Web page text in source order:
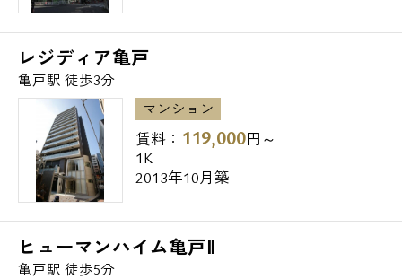
【交通】
JR中央・総武線 亀戸駅 / 徒歩5分
東武亀戸線 亀戸駅 / 徒歩5分
東京メトロ半蔵門線 押上駅 / 徒歩21分
○亀戸から主要駅までの所要時間○
・東京駅へ 10分
・銀座駅へ 13分
・新宿駅へ 20分
レジディア亀戸
亀戸駅 徒歩3分
マンション
賃料： 119,000円～
1K
2013年10月築
ヒューマンハイム亀戸Ⅱ
亀戸駅 徒歩5分